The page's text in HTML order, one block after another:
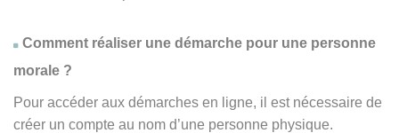
Comment réaliser une démarche pour une personne
morale ?
Pour accéder aux démarches en ligne, il est nécessaire de
créer un compte au nom d’une personne physique.